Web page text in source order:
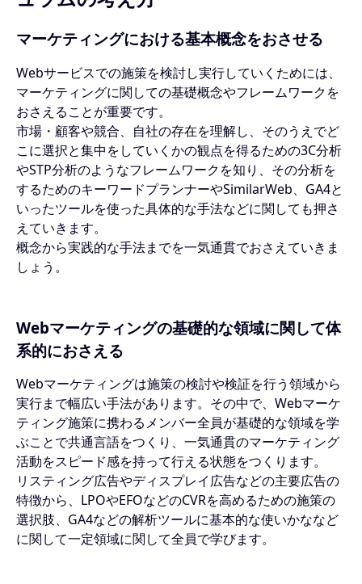
マーケティングにおける基本概念をおさせる
Webサービスでの施策を検討し実行していくためには、
マーケティングに関しての基礎概念やフレームワークを
おさえることが重要です。
市場・顧客や競合、自社の存在を理解し、そのうえでど
こに選択と集中をしていくかの観点を得るための3C分析
やSTP分析のようなフレームワークを知り、その分析を
するためのキーワードプランナーやSimilarWeb、GA4と
いったツールを使った具体的な手法などに関しても押さ
えていきます。
概念から実践的な手法までを一気通貫でおさえていきま
しょう。
Webマーケティングの基礎的な領域に関して体
系的におさえる
Webマーケティングは施策の検討や検証を行う領域から
実行まで幅広い手法があります。その中で、Webマーケ
ティング施策に携わるメンバー全員が基礎的な領域を学
ぶことで共通言語をつくり、一気通貫のマーケティング
活動をスピード感を持って行える状態をつくります。
リスティング広告やディスプレイ広告などの主要広告の
特徴から、LPOやEFOなどのCVRを高めるための施策の
選択肢、GA4などの解析ツールに基本的な使いかななど
に関して一定領域に関して全員で学びます。